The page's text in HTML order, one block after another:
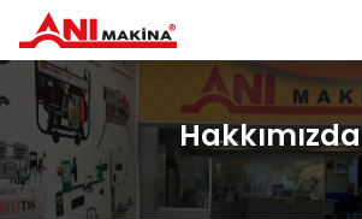
Hakkımızda